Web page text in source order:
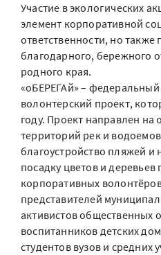
Участие в экологических
элемент корпоративной
ответственности, но
благодарного, бережного
родного края.
«оБЕРЕГАй» –
волонтерский проект,
году. Проект направлен на
территорий рек и
благоустройство пляжей и
посадку цветов и деревьев
корпоративных
представителей
активистов общественных
воспитанников детских
студентов вузов и средних